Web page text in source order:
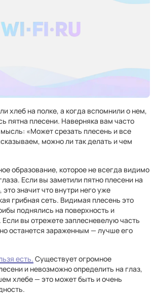
хлеб на полке, а когда вспомнили о нем,
пятна плесени. Наверняка вам часто
«Может срезать плесень и все
можно ли так делать и чем
образование, которое не всегда видимо
Если вы заметили пятно плесени на
это значит что внутри него уже
грибная сеть. Видимая плесень это
поднялись на поверхность и
вы отрежете заплесневелую часть
останется зараженным — лучше его
есть. Существует огромное
и невозможно определить на глаз,
хлебе — это может быть и очень